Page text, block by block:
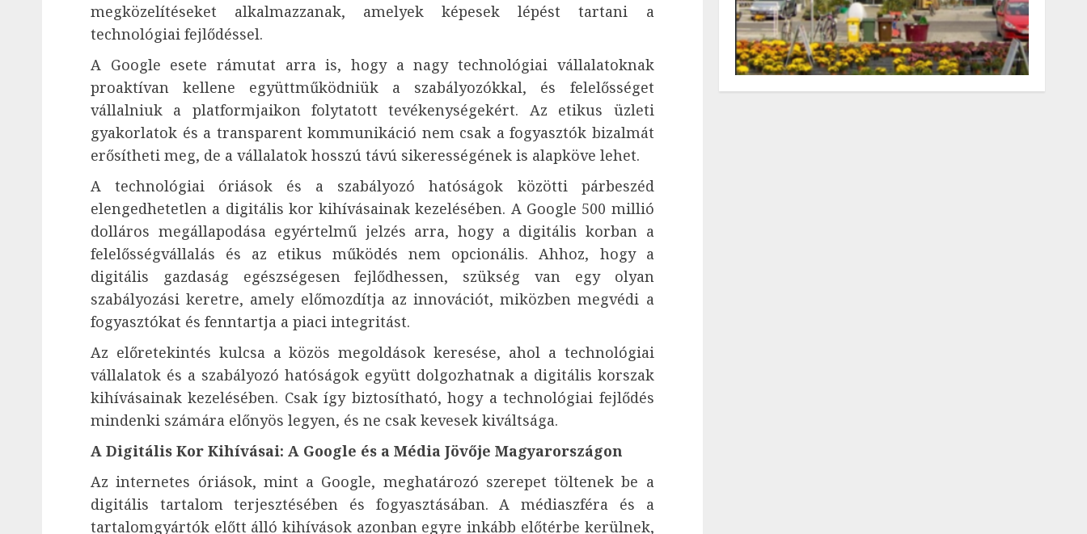
megközelítéseket alkalmazzanak, amelyek képesek lépést tartani a
technológiai fejlődéssel.
A Google esete rámutat arra is, hogy a nagy technológiai vállalatoknak
proaktívan kellene együttműködniük a szabályozókkal, és felelősséget
vállalniuk a platformjaikon folytatott tevékenységekért. Az etikus üzleti
gyakorlatok és a transparent kommunikáció nem csak a fogyasztók bizalmát
erősítheti meg, de a vállalatok hosszú távú sikerességének is alapköve lehet.
A technológiai óriások és a szabályozó hatóságok közötti párbeszéd
elengedhetetlen a digitális kor kihívásainak kezelésében. A Google 500 millió
dolláros megállapodása egyértelmű jelzés arra, hogy a digitális korban a
felelősségvállalás és az etikus működés nem opcionális. Ahhoz, hogy a
digitális gazdaság egészségesen fejlődhessen, szükség van egy olyan
szabályozási keretre, amely előmozdítja az innovációt, miközben megvédi a
fogyasztókat és fenntartja a piaci integritást.
Az előretekintés kulcsa a közös megoldások keresése, ahol a technológiai
vállalatok és a szabályozó hatóságok együtt dolgozhatnak a digitális korszak
kihívásainak kezelésében. Csak így biztosítható, hogy a technológiai fejlődés
mindenki számára előnyös legyen, és ne csak kevesek kiváltsága.
A Digitális Kor Kihívásai: A Google és a Média Jövője Magyarországon
Az internetes óriások, mint a Google, meghatározó szerepet töltenek be a
digitális tartalom terjesztésében és fogyasztásában. A médiaszféra és a
tartalomgyártók előtt álló kihívások azonban egyre inkább előtérbe kerülnek,